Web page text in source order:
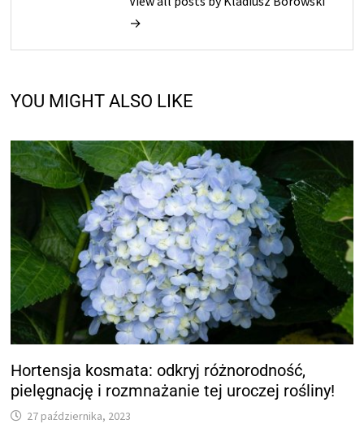
→
YOU MIGHT ALSO LIKE
Hortensja kosmata: odkryj różnorodność,
pielęgnację i rozmnażanie tej uroczej rośliny!
27 października, 2023